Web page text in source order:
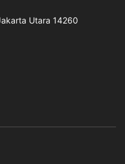
Utara 14260